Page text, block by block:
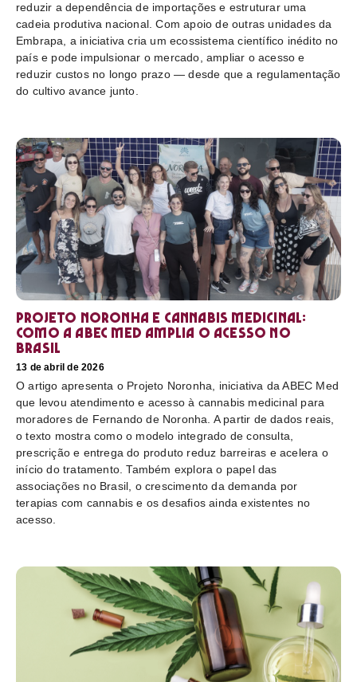
reduzir a dependência de importações e estruturar uma
cadeia produtiva nacional. Com apoio de outras unidades da
Embrapa, a iniciativa cria um ecossistema científico inédito no
país e pode impulsionar o mercado, ampliar o acesso e
reduzir custos no longo prazo — desde que a regulamentação
do cultivo avance junto.
Projeto Noronha e cannabis medicinal:
como a ABEC Med amplia o acesso no
Brasil
13 de abril de 2026
O artigo apresenta o Projeto Noronha, iniciativa da ABEC Med
que levou atendimento e acesso à cannabis medicinal para
moradores de Fernando de Noronha. A partir de dados reais,
o texto mostra como o modelo integrado de consulta,
prescrição e entrega do produto reduz barreiras e acelera o
início do tratamento. Também explora o papel das
associações no Brasil, o crescimento da demanda por
terapias com cannabis e os desafios ainda existentes no
acesso.